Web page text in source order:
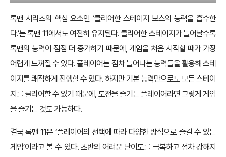
록맨 시리즈의 핵심 요소인 ‘클리어한 스테이지 보스의 능력을 흡수한
다.’는 록맨 11에서도 여전히 유지된다. 클리어한 스테이지가 늘어날수록
록맨의 능력이 점점 더 증가하기 때문에, 게임을 처음 시작할 때가 가장
어렵게 느껴질 수 있다. 플레이어는 점차 늘어나는 능력들을 활용해 스테
이지를 쾌적하게 진행할 수 있다. 하지만 기본 능력만으로도 모든 스테이
지를 클리어할 수 있기 때문에, 도전을 즐기는 플레이어라면 그렇게 게임
을 즐기는 것도 가능하다.
결국 록맨 11은 ‘플레이어의 선택에 따라 다양한 방식으로 즐길 수 있는
게임’이라고 볼 수 있다. 초반의 어려운 난이도를 극복하고 점차 강해지